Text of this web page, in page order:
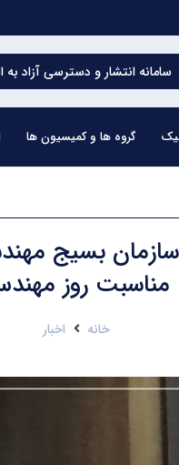
سامانه انتشار و دسترسی آزاد به
گروه ها و کمیسیون ها
بسیج
مناسبت روز
خانه اخبار